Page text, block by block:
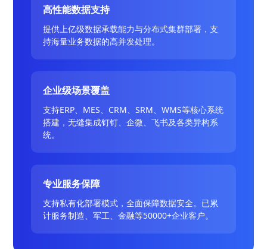
高性能数据支持
提供上亿级数据承载能力与分布式集群部署，支
持海量业务数据的高并发处理。
企业级场景覆盖
支持ERP、MES、CRM、SRM、WMS等核心系统
搭建，无缝集成钉钉、企微、飞书及各类异构系
统。
专业服务保障
支持私有化部署模式，全面保障数据安全。已累
计服务制造、军工、金融等50000+企业客户。